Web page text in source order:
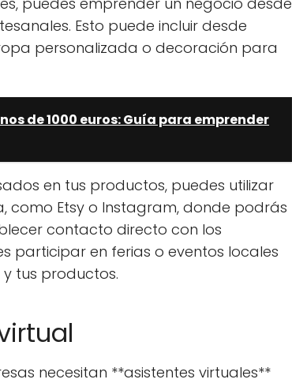
Esto puede incluir desde
personalizada o decoración para
de 1000 euros: Guía para emprender
en tus productos, puedes utilizar
como Etsy o Instagram, donde podrás
contacto directo con los
participar en ferias o eventos locales
tus productos.
necesitan **asistentes virtuales**